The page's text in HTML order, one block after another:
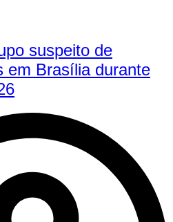
suspeito de
em Brasília durante